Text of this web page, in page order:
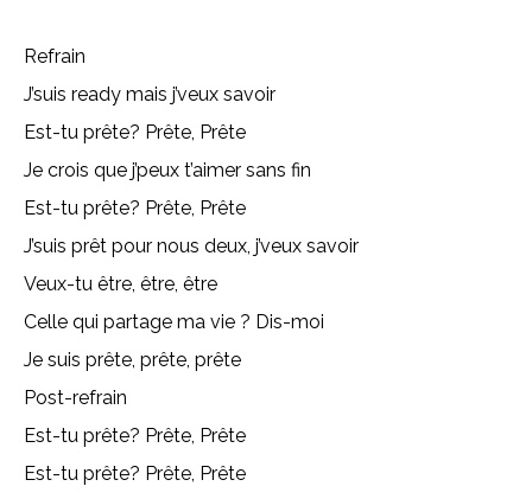
Refrain
J’suis ready mais j’veux savoir
Est-tu prête? Prête, Prêtе
Je crois que j’peux t’aimеr sans fin
Est-tu prête? Prête, Prête
J’suis prêt pour nous deux, j’veux savoir
Veux-tu être, être, être
Celle qui partage ma vie ? Dis-moi
Je suis prête, prête, prête
Post-refrain
Est-tu prête? Prête, Prête
Est-tu prête? Prête, Prête